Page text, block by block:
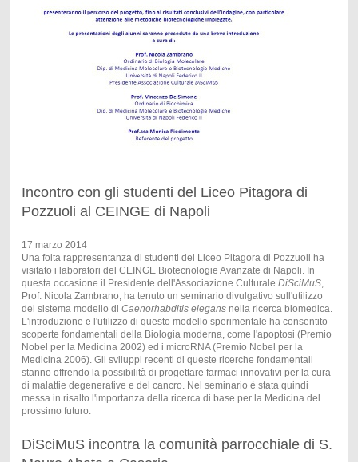
Incontro con gli studenti del Liceo Pitagora di
Pozzuoli al CEINGE di Napoli
17 marzo 2014
Una folta rappresentanza di studenti del Liceo Pitagora di Pozzuoli ha
visitato i laboratori del CEINGE Biotecnologie Avanzate di Napoli. In
questa occasione il Presidente dell'Associazione Culturale DiSciMuS,
Prof. Nicola Zambrano, ha tenuto un seminario divulgativo sull'utilizzo
del sistema modello di Caenorhabditis elegansnella ricerca biomedica.
L'introduzione e l'utilizzo di questo modello sperimentale ha consentito
scoperte fondamentali della Biologia moderna, come l'apoptosi (Premio
Nobel per la Medicina 2002) ed i microRNA (Premio Nobel per la
Medicina 2006). Gli sviluppi recenti di queste ricerche fondamentali
stanno offrendo la possibilità di progettare farmaci innovativi per la cura
di malattie degenerative e del cancro. Nel seminario è stata quindi
messa in risalto l'importanza della ricerca di base per la Medicina del
prossimo futuro.
DiSciMuS incontra la comunità parrocchiale di S.